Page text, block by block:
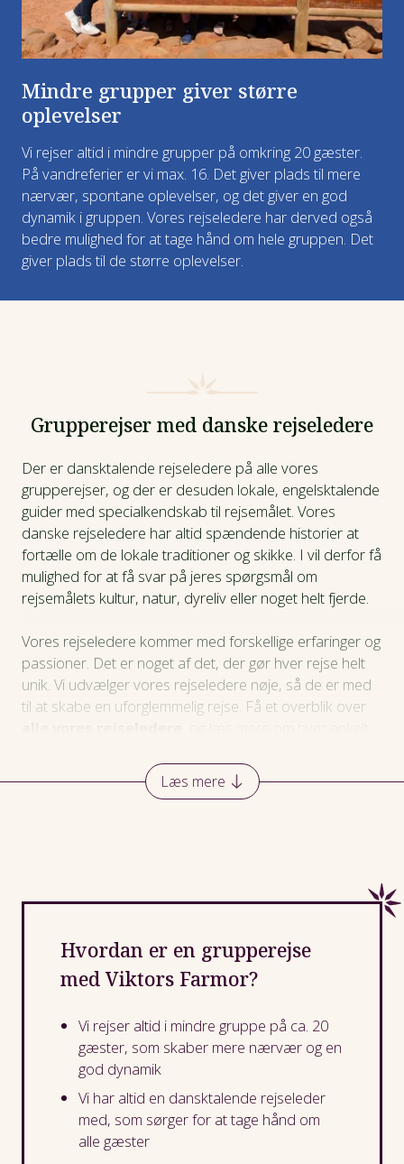
Mindre grupper giver større
oplevelser
Vi rejser altid i mindre grupper på omkring 20 gæster.
På vandreferier er vi max. 16. Det giver plads til mere
nærvær, spontane oplevelser, og det giver en god
dynamik i gruppen. Vores rejseledere har derved også
bedre mulighed for at tage hånd om hele gruppen. Det
giver plads til de større oplevelser.
Grupperejser med danske rejseledere
Der er dansktalende rejseledere på alle vores
grupperejser, og der er desuden lokale, engelsktalende
guider med specialkendskab til rejsemålet. Vores
danske rejseledere har altid spændende historier at
fortælle om de lokale traditioner og skikke. I vil derfor få
mulighed for at få svar på jeres spørgsmål om
rejsemålets kultur, natur, dyreliv eller noget helt fjerde.
Vores rejseledere kommer med forskellige erfaringer og
passioner. Det er noget af det, der gør hver rejse helt
unik. Vi udvælger vores rejseledere nøje, så de er med
til at skabe en uforglemmelig rejse. Få et overblik over
Vi har altid fokus på at skabe en social og hyggelig
stemning på vores grupperejser. Det vigtigste er, at I
af pakkerejseloven, og I kan være sikre på at få hjælp,
hvis der opstår uforudsete problemer undervejs på
rejsen.
Læs mere
Hvordan er en grupperejse
med Viktors Farmor?
Vi rejser altid i mindre gruppe på ca. 20
gæster, som skaber mere nærvær og en
god dynamik
Vi har altid en dansktalende rejseleder
med, som sørger for at tage hånd om
alle gæster